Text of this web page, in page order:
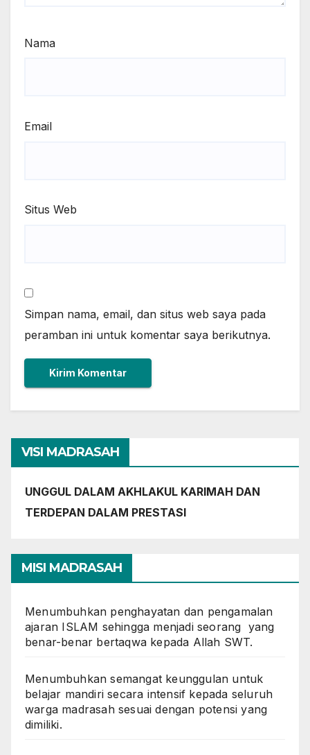
Nama
Email
Situs Web
Simpan nama, email, dan situs web saya pada
peramban ini untuk komentar saya berikutnya.
VISI MADRASAH
UNGGUL DALAM AKHLAKUL KARIMAH DAN
TERDEPAN DALAM PRESTASI
MISI MADRASAH
Menumbuhkan penghayatan dan pengamalan
ajaran ISLAM sehingga menjadi seorang yang
benar-benar bertaqwa kepada Allah SWT.
Menumbuhkan semangat keunggulan untuk
belajar mandiri secara intensif kepada seluruh
warga madrasah sesuai dengan potensi yang
dimiliki.